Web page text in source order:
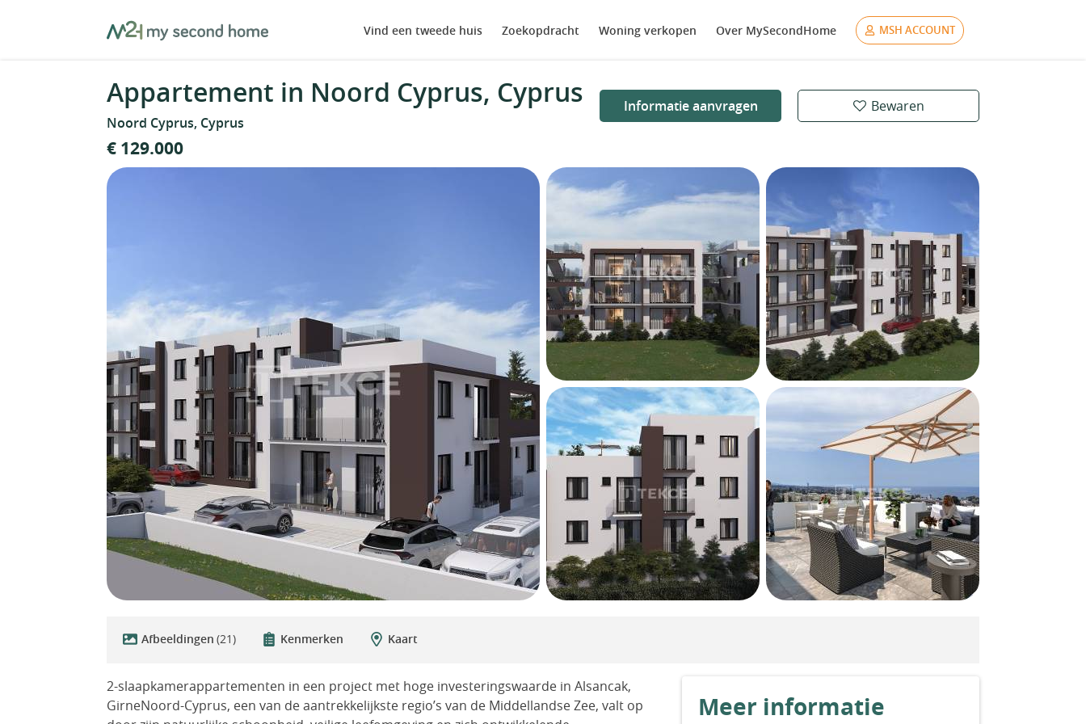
MySecondHome Vind een tweede huis Zoekopdracht Woning verkopen Over MySecondHome MSH ACCOUNT
Appartement in Noord Cyprus, Cyprus
Noord Cyprus, Cyprus
Informatie aanvragen Bewaren
€ 129.000
Afbeeldingen (21) Kenmerken Kaart
2-slaapkamerappartementen in een project met hoge investeringswaarde in Alsancak,
GirneNoord-Cyprus, een van de aantrekkelijkste regio’s van de Middellandse Zee, valt op
Meer informatie